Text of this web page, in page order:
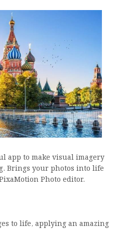
app to make visual imagery
Brings your photos into life
Photo editor.
to life, applying an amazing